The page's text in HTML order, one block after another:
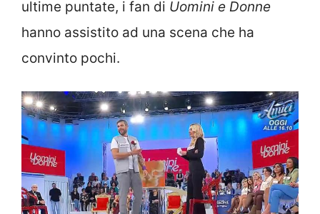
ultime puntate, i fan di Uomini e Donne
hanno assistito ad una scena che ha
convinto pochi.